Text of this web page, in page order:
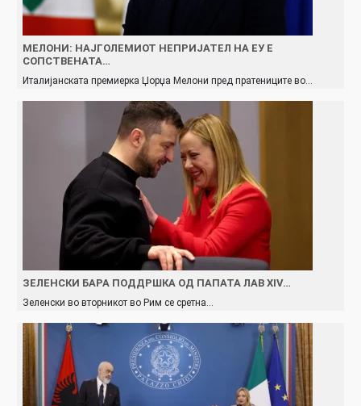
МЕЛОНИ: НАЈГОЛЕМИОТ НЕПРИЈАТЕЛ НА ЕУ Е
СОПСТВЕНАТА…
Италијанската премиерка Џорџа Мелони пред пратениците во…
ЗЕЛЕНСКИ БАРА ПОДДРШКА ОД ПАПАТА ЛАВ XIV…
Зеленски во вторникoт во Рим се сретна…